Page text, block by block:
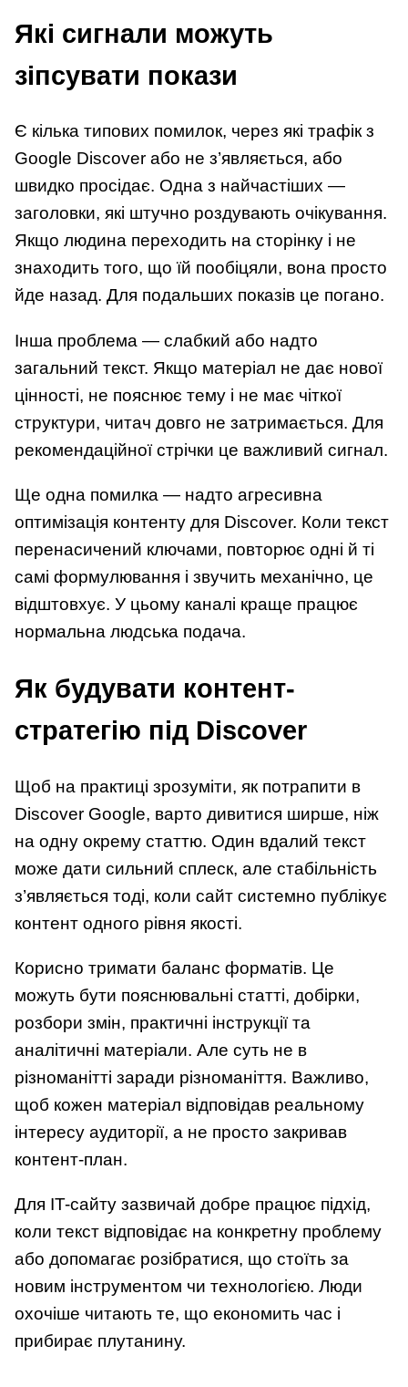
Які сигнали можуть
зіпсувати покази
Є кілька типових помилок, через які трафік з
Google Discover або не з’являється, або
швидко просідає. Одна з найчастіших —
заголовки, які штучно роздувають очікування.
Якщо людина переходить на сторінку і не
знаходить того, що їй пообіцяли, вона просто
йде назад. Для подальших показів це погано.
Інша проблема — слабкий або надто
загальний текст. Якщо матеріал не дає нової
цінності, не пояснює тему і не має чіткої
структури, читач довго не затримається. Для
рекомендаційної стрічки це важливий сигнал.
Ще одна помилка — надто агресивна
оптимізація контенту для Discover. Коли текст
перенасичений ключами, повторює одні й ті
самі формулювання і звучить механічно, це
відштовхує. У цьому каналі краще працює
нормальна людська подача.
Як будувати контент-
стратегію під Discover
Щоб на практиці зрозуміти, як потрапити в
Discover Google, варто дивитися ширше, ніж
на одну окрему статтю. Один вдалий текст
може дати сильний сплеск, але стабільність
з’являється тоді, коли сайт системно публікує
контент одного рівня якості.
Корисно тримати баланс форматів. Це
можуть бути пояснювальні статті, добірки,
розбори змін, практичні інструкції та
аналітичні матеріали. Але суть не в
різноманітті заради різноманіття. Важливо,
щоб кожен матеріал відповідав реальному
інтересу аудиторії, а не просто закривав
контент-план.
Для IT-сайту зазвичай добре працює підхід,
коли текст відповідає на конкретну проблему
або допомагає розібратися, що стоїть за
новим інструментом чи технологією. Люди
охочіше читають те, що економить час і
прибирає плутанину.